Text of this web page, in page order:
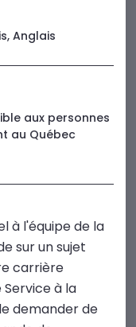
Anglais
aux personnes
au Québec
à l'équipe de la
sur un sujet
carrière
à la
demander de